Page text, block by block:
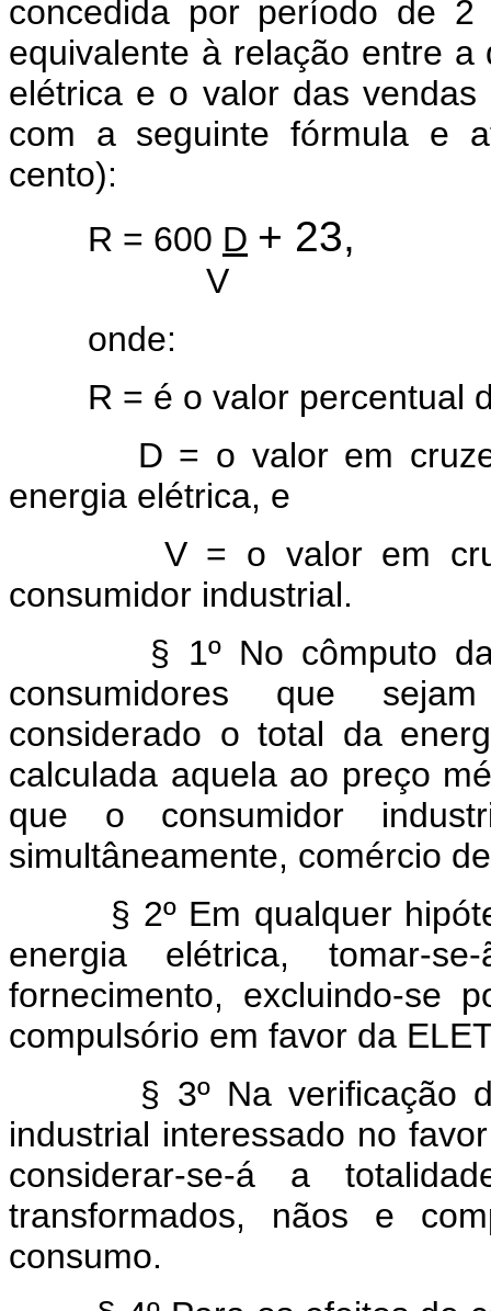
concedida por período de
equivalente à relação entre
elétrica e o valor das
com a seguinte fórmula e
cento):
R = 600 D + 23,
V
onde:
R = é o valor percentual
D = o valor em
energia elétrica, e
V = o valor em
consumidor industrial.
§ 1º No cômputo da
consumidores que
considerado o total da
calculada aquela ao preço
que o consumidor
simultâneamente, comércio
§ 2º Em qualquer
energia elétrica, tomar-
fornecimento, excluindo-se
compulsório em favor da
§ 3º Na verificação do
industrial interessado no
considerar-se-á a
transformados, nãos e
consumo.